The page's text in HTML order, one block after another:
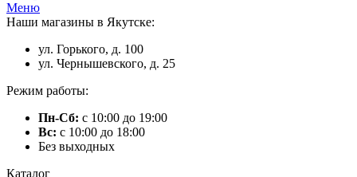
Меню
Наши магазины в Якутске:
ул. Горького, д. 100
ул. Чернышевского, д. 25
Режим работы:
Пн-Сб: с 10:00 до 19:00
Вс: с 10:00 до 18:00
Без выходных
Каталог